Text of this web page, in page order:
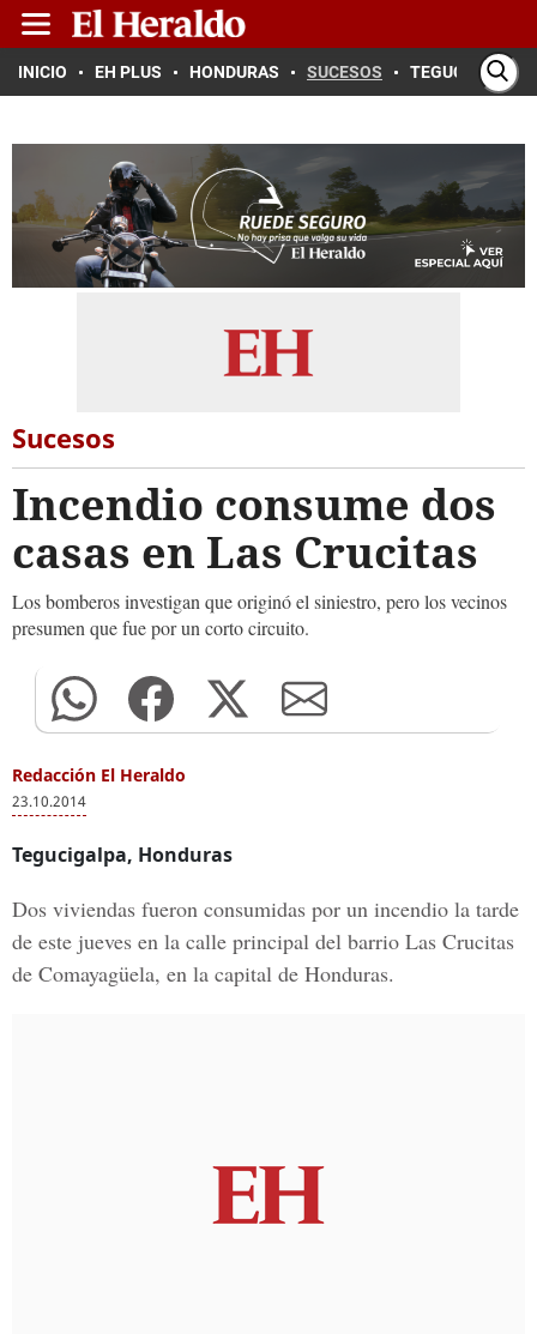
INICIO EH PLUS HONDURAS SUCESOS TEGUCIGALPA
Sucesos
Incendio consume dos
casas en Las Crucitas
Los bomberos investigan que originó el siniestro, pero los vecinos
presumen que fue por un corto circuito.
Redacción El Heraldo
23.10.2014
Tegucigalpa, Honduras
Dos viviendas fueron consumidas por un incendio la tarde
de este jueves en la calle principal del barrio Las Crucitas
de Comayagüela, en la capital de Honduras.